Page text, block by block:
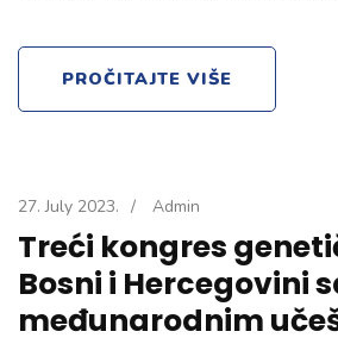
PROČITAJTE VIŠE
27. July 2023. / Admin
Treći kongres
Bosni i Hercegovini
međunarodnim